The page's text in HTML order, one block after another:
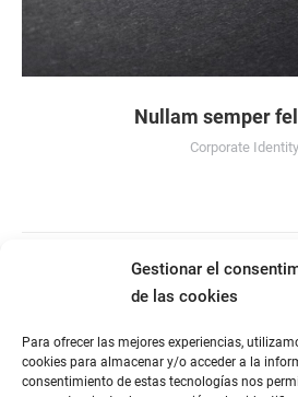
Gestionar el
de las cookies
Para ofrecer las mejores experiencias,
cookies para almacenar y/o acceder a la
consentimiento de estas tecnologías nos
Nullam semper
Corporate Identity